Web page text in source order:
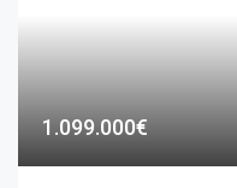
1.099.000€